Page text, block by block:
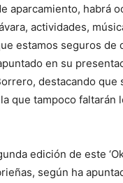
aparcamiento, habrá
actividades,
estamos seguros de
en su
destacando que
que tampoco faltarán
edición de este
según ha